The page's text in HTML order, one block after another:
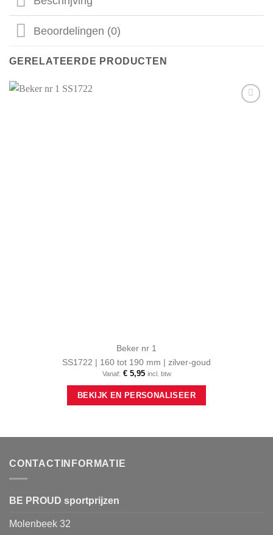
Beoordelingen (0)
GERELATEERDE PRODUCTEN
Beker nr 1
SS1722 | 160 tot 190 mm | zilver-goud
Vanaf: €5,95 incl. btw
BEKIJK EN PERSONALISEER
Dit
CONTACTINFORMATIE
BE PROUD sportprijzen
Molenbeek 32